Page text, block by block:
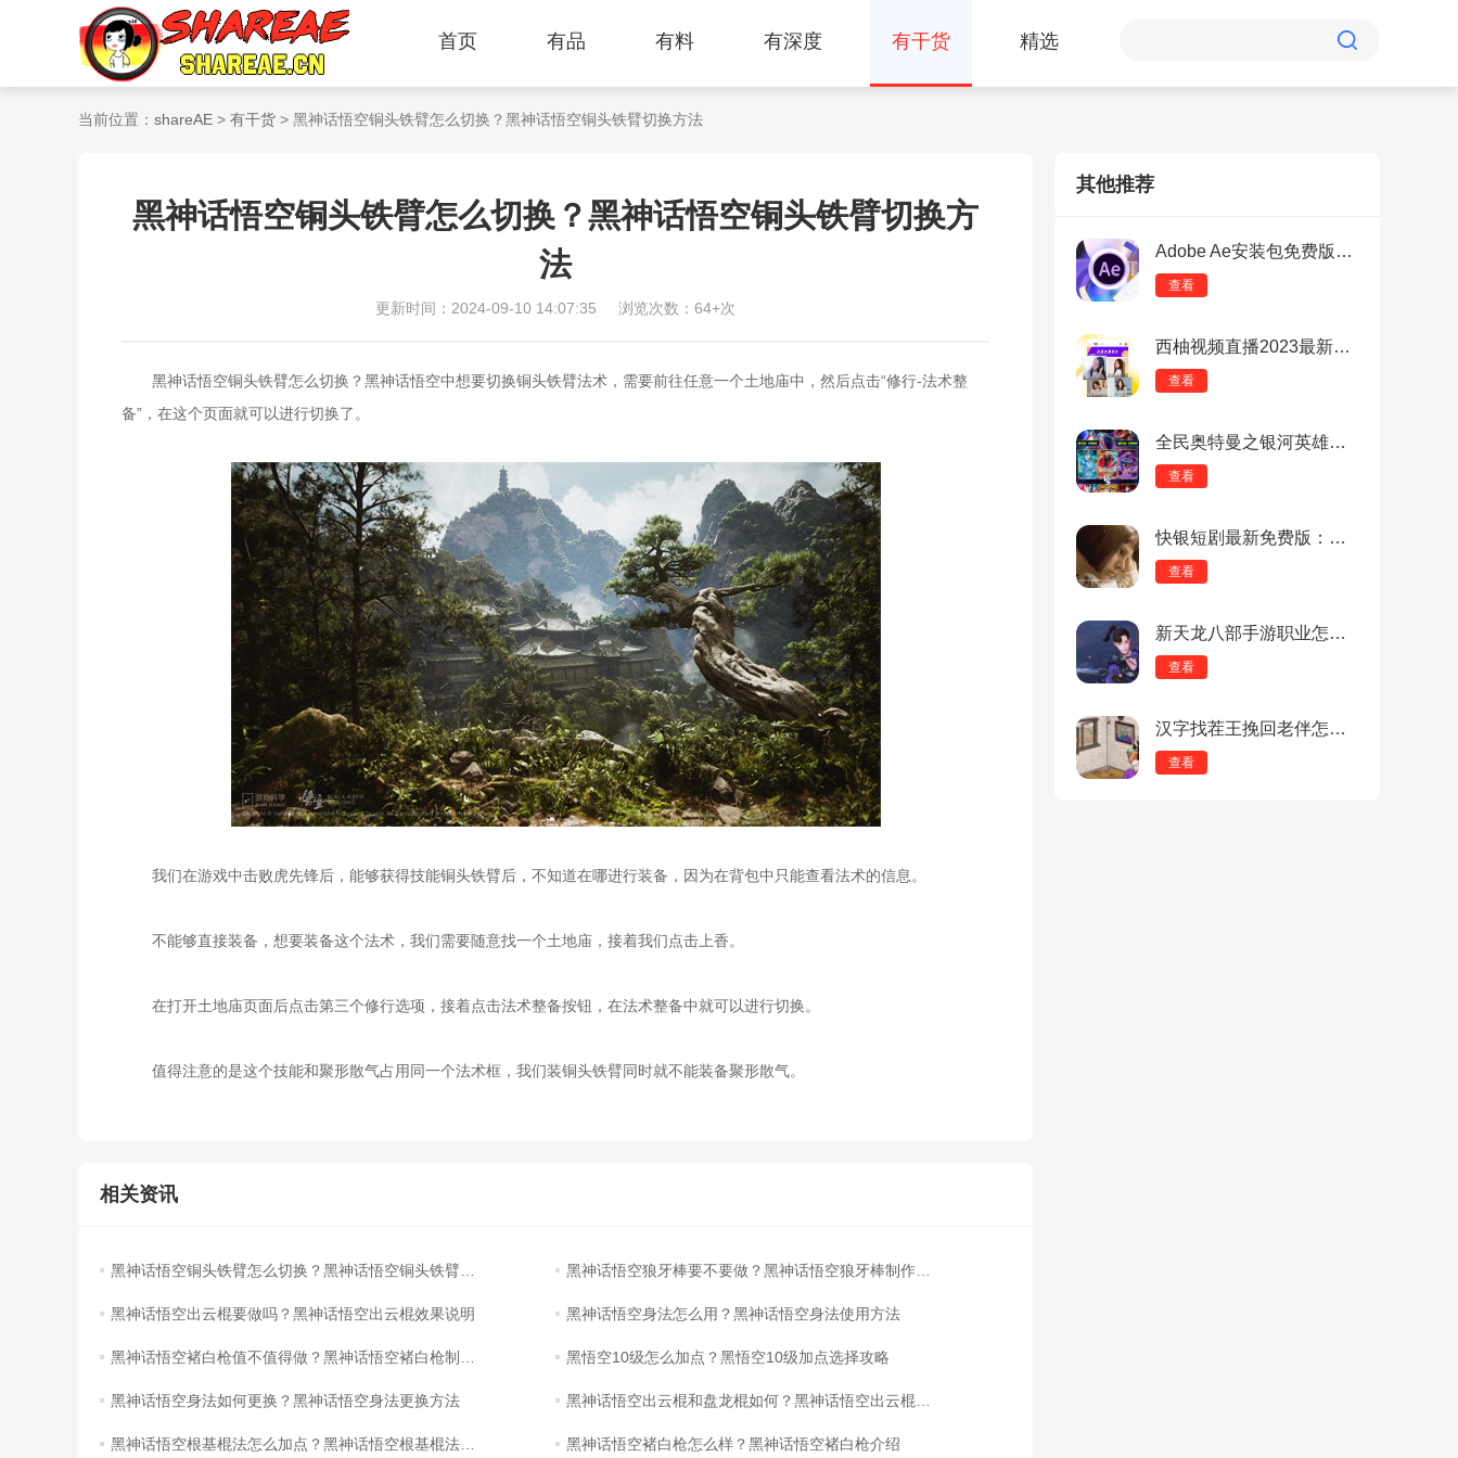
首页 有品 有料 有深度 有干货 精选
当前位置： shareAE > 有干货 > 黑神话悟空铜头铁臂怎么切换？黑神话悟空铜头铁臂切换方法
黑神话悟空铜头铁臂怎么切换？黑神话悟空铜头铁臂切换方
法
更新时间：2024-09-10 14:07:35 浏览次数：64+次
黑神话悟空铜头铁臂怎么切换？黑神话悟空中想要切换铜头铁臂法术，需要前往任意一个土地庙中，然后点击“修行-法术整
备”，在这个页面就可以进行切换了。
我们在游戏中击败虎先锋后，能够获得技能铜头铁臂后，不知道在哪进行装备，因为在背包中只能查看法术的信息。
不能够直接装备，想要装备这个法术，我们需要随意找一个土地庙，接着我们点击上香。
在打开土地庙页面后点击第三个修行选项，接着点击法术整备按钮，在法术整备中就可以进行切换。
值得注意的是这个技能和聚形散气占用同一个法术框，我们装铜头铁臂同时就不能装备聚形散气。
相关资讯
黑神话悟空出云棍要做吗？黑神话悟空出云棍效果说明 黑神话悟空身法怎么用？黑神话悟空身法使用方法
黑悟空10级怎么加点？黑悟空10级加点选择攻略
黑神话悟空身法如何更换？黑神话悟空身法更换方法
黑神话悟空褚白枪怎么样？黑神话悟空褚白枪介绍
其他推荐
Adobe Ae安装包免费版：全套正版的图形视频处理软件，支持中文！
查看
西柚视频直播2023最新免费版：社交互动的热门直播软件，连接世界
查看
全民奥特曼之银河英雄内置修改器免费版：趣味画面融合，自由玩法体验！
查看
快银短剧最新免费版：目前最火的短剧APP，影视多！
查看
新天龙八部手游职业怎么选？新天龙八部手游职业选择攻略
查看
汉字找茬王挽回老伴怎么过？汉字找茬王挽回老伴过关攻略
查看